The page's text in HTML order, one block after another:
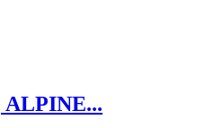
ALPINE...